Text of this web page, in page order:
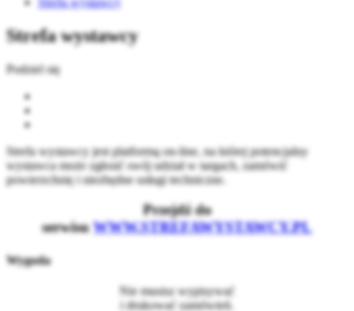
Strefa wystawcy
Podziel się
Strefa wystawcy jest platformą on-line, na której potencjalny
wystawca może zgłosić swój udział w targach, zamówić
powierzchnię i niezbędne usługi techniczne.
Przejdź do
serwisu WWW.STREFAWYSTAWCY.PL
Wygoda
Nie musisz wypisywać
i drukować zamówień.